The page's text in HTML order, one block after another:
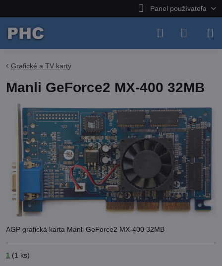
Panel používateľa
Grafické a TV karty
Manli GeForce2 MX-400 32MB
AGP grafická karta Manli GeForce2 MX-400 32MB
1 (1 ks)